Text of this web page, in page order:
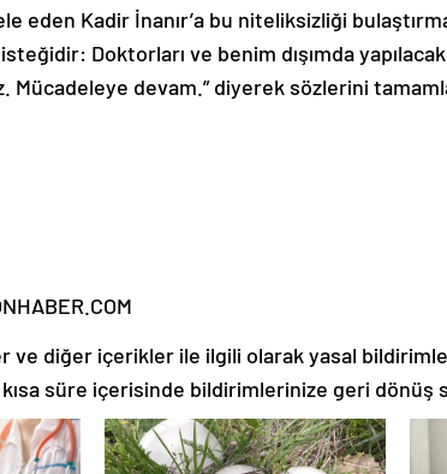
eden Kadir İnanır’a bu niteliksizliği
Doktorları ve benim dışımda
Mücadeleye devam.” diyerek sözlerini
ve diğer içerikler ile ilgili olarak yasal
süre içerisinde bildirimlerinize geri dönüş